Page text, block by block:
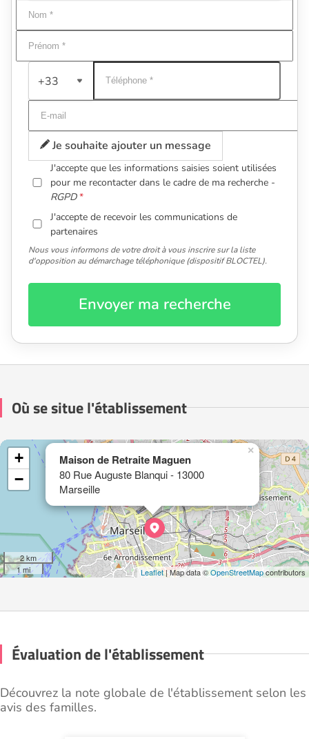
+33
Je souhaite ajouter un message
J'accepte que les informations saisies soient utilisées
pour me recontacter dans le cadre de ma recherche -
RGPD
J'accepte de recevoir les communications de
partenaires
Nous vous informons de votre droit à vous inscrire sur la liste
d'opposition au démarchage téléphonique (dispositif BLOCTEL).
Envoyer ma recherche
Où se situe l'établissement
Maison de Retraite Maguen
80 Rue Auguste Blanqui - 13000
Marseille
×
+
−
2 km
1 mi
Leaflet| Map data ©OpenStreetMapcontributors
Évaluation de l'établissement
Découvrez la note globale de l'établissement selon les
avis des familles.